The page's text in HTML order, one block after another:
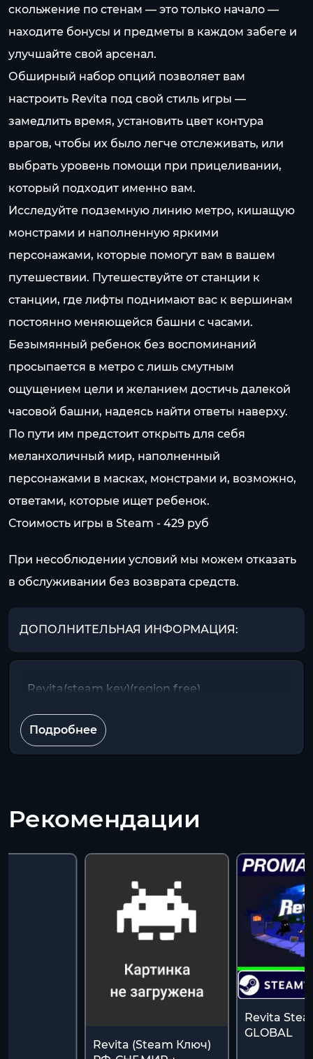
скольжение по стенам — это только начало —
находите бонусы и предметы в каждом забеге и
улучшайте свой арсенал.
Обширный набор опций позволяет вам
настроить Revita под свой стиль игры —
замедлить время, установить цвет контура
врагов, чтобы их было легче отслеживать, или
выбрать уровень помощи при прицеливании,
который подходит именно вам.
Исследуйте подземную линию метро, кишащую
монстрами и наполненную яркими
персонажами, которые помогут вам в вашем
путешествии. Путешествуйте от станции к
станции, где лифты поднимают вас к вершинам
постоянно меняющейся башни с часами.
Безымянный ребенок без воспоминаний
просыпается в метро с лишь смутным
ощущением цели и желанием достичь далекой
часовой башни, надеясь найти ответы наверху.
По пути им предстоит открыть для себя
меланхоличный мир, наполненный
персонажами в масках, монстрами и, возможно,
ответами, которые ищет ребенок.
Стоимость игры в Steam - 429 pуб
При несоблюдении условий мы можем отказать
в обслуживании без возврата средств.
ДОПОЛНИТЕЛЬНАЯ ИНФОРМАЦИЯ:
Revita(steam key)(region free)
Подробнее
Рекомендации
Revita (Steam Ключ)
Revita
GLOBAL